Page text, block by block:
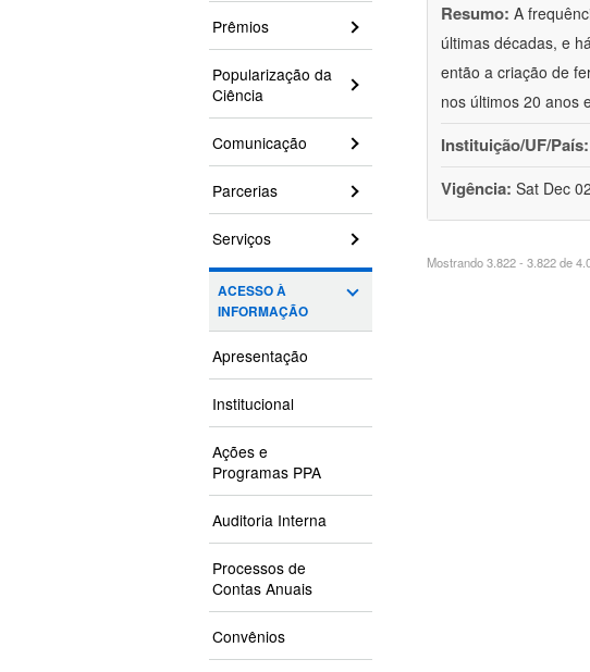
Prêmios
Popularização da
Ciência
Comunicação
Parcerias
Serviços
ACESSO À
INFORMAÇÃO
Apresentação
Institucional
Ações e
Programas PPA
Auditoria Interna
Processos de
Contas Anuais
Convênios
Resumo: A
últimas décadas, e
então a criação de
nos últimos 20 anos
Instituição/UF/País:
Vigência: Sat Dec
Mostrando 3.822 - 3.822 de